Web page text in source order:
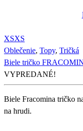
XSXS
Oblečenie, Topy, Tričká
Biele tričko
VYPREDANÉ!
Biele Fracomina tričko
na hrudi.